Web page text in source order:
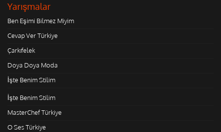
Yarışmalar
Ben Eşimi Bilmez Miyim
Cevap Ver Türkiye
Çarkıfelek
Doya Doya Moda
İşte Benim Stilim
İşte Benim Stilim
MasterChef Türkiye
O Ses Türkiye